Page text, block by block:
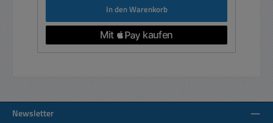
In den Warenkorb
Newsletter